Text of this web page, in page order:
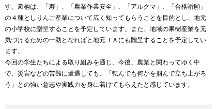
す。図柄は、「寿」、「農業作業安全」、「アルクマ」、「合格祈願」
の４種としりんご産業について広く知ってもらうことを目的とし、地元
の小学校に贈呈することを予定しています。また、地域の果樹産業を元
気づけるための一助となればと地元ＪＡにも贈呈することを予定してい
ます。
今回の学生たちによる取り組みを通じ、今後、農業と関わってゆく中
で、災害などの苦難に遭遇しても、「転んでも何かを掴んで立ち上がろ
う」との強い意志や実践力を身に着けてもらえたと感じています。